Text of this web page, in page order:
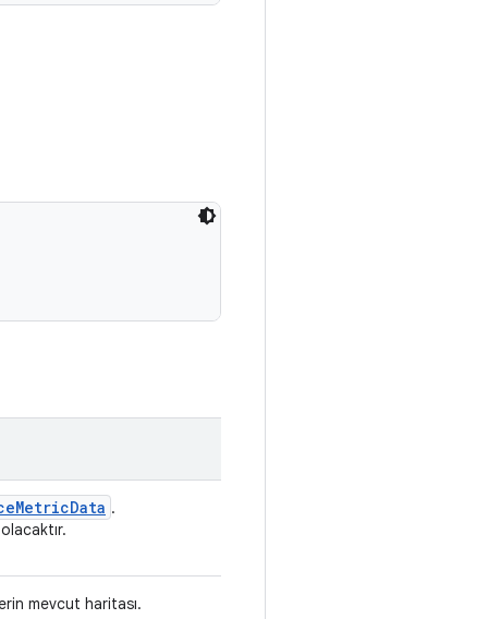
MetricData .
mevcut haritası.